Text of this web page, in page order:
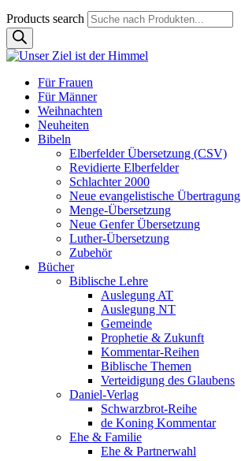
Products search
Für Frauen
Für Männer
Weihnachten
Neuheiten
Bibeln
Elberfelder Übersetzung (CSV)
Revidierte Elberfelder
Schlachter 2000
Neue evangelistische Übertragung
Menge-Übersetzung
Neue Genfer Übersetzung
Luther-Übersetzung
Zubehör
Bücher
Biblische Lehre
Auslegung AT
Auslegung NT
Gemeinde
Prophetie & Zukunft
Kommentar-Reihen
Biblische Themen
Verteidigung des Glaubens
Daniel-Verlag
Schwarzbrot-Reihe
de Koning Kommentar
Ehe & Familie
Ehe & Partnerwahl